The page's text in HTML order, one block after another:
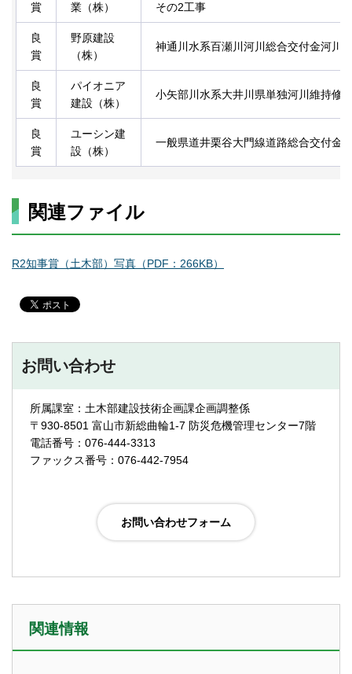
賞
業（株）
その2工事
良
賞
野原建設
（株）
神通川水系百瀬川河川総合交付金河川
良
賞
パイオニア
建設（株）
小矢部川水系大井川県単独河川維持修
良
賞
ユーシン建
設（株）
一般県道井栗谷大門線道路総合交付金
関連ファイル
R2知事賞（土木部）写真（PDF：266KB）
お問い合わせ
所属課室：土木部建設技術企画課企画調整係
〒930-8501 富山市新総曲輪1-7 防災危機管理センター7階
電話番号：076-444-3313
ファックス番号：076-442-7954
関連情報